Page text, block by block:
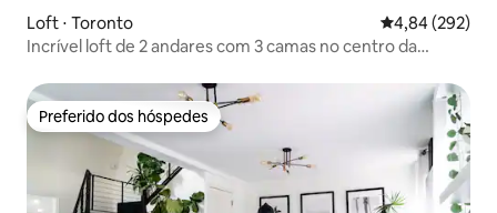
Loft ⋅ Toronto 4,84 de uma
4,84 (292)
Incrível loft de 2 andares com 3 camas no centro da
Preferido dos hóspedes
Preferido dos hóspedes